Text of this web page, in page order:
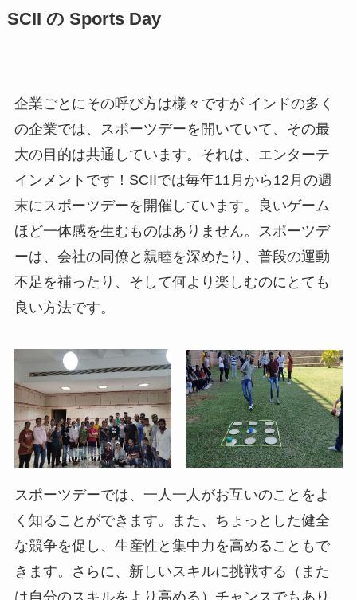
SCII の Sports Day
企業ごとにその呼び方は様々ですが インドの多く
の企業では、スポーツデーを開いていて、その最
大の目的は共通しています。それは、エンターテ
インメントです！SCIIでは毎年11月から12月の週
末にスポーツデーを開催しています。良いゲーム
ほど一体感を生むものはありません。スポーツデ
ーは、会社の同僚と親睦を深めたり、普段の運動
不足を補ったり、そして何より楽しむのにとても
良い方法です。
スポーツデーでは、一人一人がお互いのことをよ
く知ることができます。また、ちょっとした健全
な競争を促し、生産性と集中力を高めることもで
きます。さらに、新しいスキルに挑戦する（また